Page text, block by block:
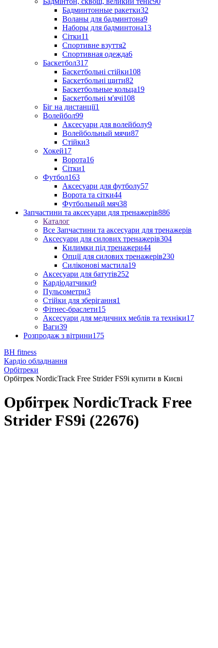
Бадминтонные ракетки32
Воланы для бадминтона9
Наборы для бадминтона13
Сітки11
Спортивне взуття2
Спортивная одежда6
Баскетбол317
Баскетбольні стійки108
Баскетбольні щити82
Баскетбольные кольца19
Баскетбольні м'ячі108
Біг на дистанції1
Волейбол99
Аксесуари для волейболу9
Волейбольный мячи87
Стійки3
Хокей17
Ворота16
Сітки1
Футбол163
Аксесуари для футболу57
Ворота та сітки44
Футбольный мяч38
Запчастини та аксесуари для тренажерів886
Каталог
Все Запчастини та аксесуари для тренажерів
Аксесуари для силових тренажерів304
Килимки під тренажери44
Опції для силових тренажерів230
Силіконові мастила19
Аксесуари для батутів252
Кардіодатчики9
Пульсометри3
Стійки для зберігання1
Фітнес-браслети15
Аксесуари для медичних меблів та техніки17
Ваги39
Розпродаж з вітрини175
BH fitness
Кардіо обладнання
Орбітреки
Орбітрек NordicTrack Free Strider FS9i купити в Києві
Орбітрек NordicTrack Free
Strider FS9i (22676)